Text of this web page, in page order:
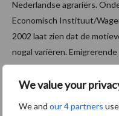
We value your
We and our 4 partners
Nederlandse agrariërs.
Economisch Instituut/
2002 laat zien dat de
nogal variëren.
grotere kansen voor de
worden zij mede